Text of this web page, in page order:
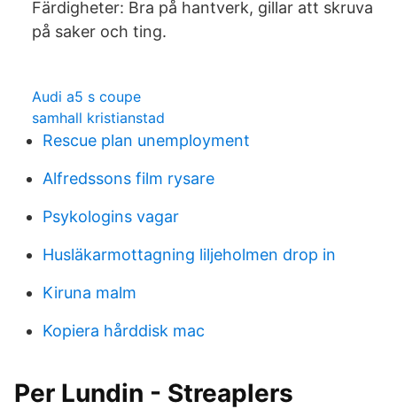
Färdigheter: Bra på hantverk, gillar att skruva
på saker och ting.
Audi a5 s coupe
samhall kristianstad
Rescue plan unemployment
Alfredssons film rysare
Psykologins vagar
Husläkarmottagning liljeholmen drop in
Kiruna malm
Kopiera hårddisk mac
Per Lundin - Streaplers